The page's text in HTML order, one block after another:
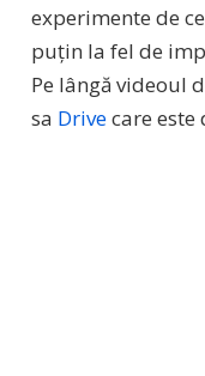
experimente de
puțin la fel de
Pe lângă videoul
sa Drivecare este